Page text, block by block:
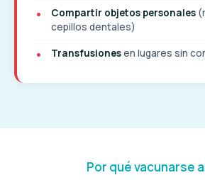
Compartir objetos personales
cepillos dentales)
Transfusionesen lugares sin
Por qué vacunarse